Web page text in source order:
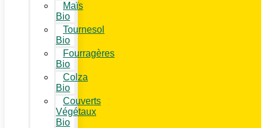
Maïs
Bio
Tournesol
Bio
Fourragères
Bio
Colza
Bio
Couverts
Végétaux
Bio